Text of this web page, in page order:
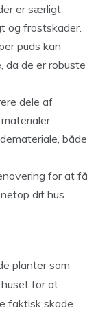
er særligt
og frostskader.
puds kan
da de er robuste
dele af
både
for at få
dit hus.
planter som
for at
faktisk skade